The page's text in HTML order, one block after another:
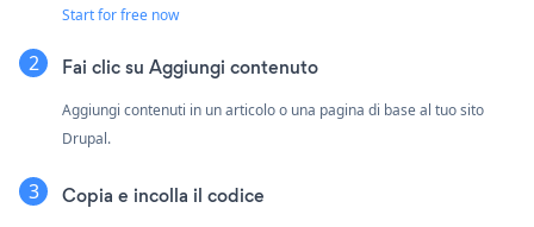
Start for free now
Fai clic su Aggiungi contenuto
Aggiungi contenuti in un articolo o una pagina di base al tuo sito
Drupal.
Copia e incolla il codice